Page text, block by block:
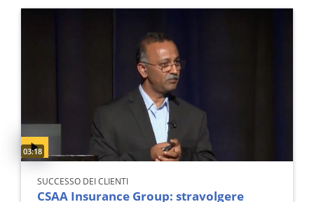
Video duration:
03:18
SUCCESSO DEI CLIENTI
CSAA Insurance Group: stravolgere